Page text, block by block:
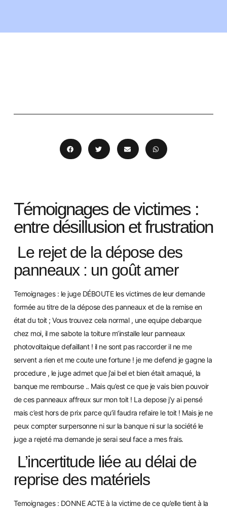
Témoignages de victimes :
entre désillusion et frustration
Le rejet de la dépose des
panneaux : un goût amer
Temoignages : le juge DÉBOUTE les victimes de leur demande
formée au titre de la dépose des panneaux et de la remise en
état du toit ; Vous trouvez cela normal , une equipe debarque
chez moi, il me sabote la toiture m’installe leur panneaux
photovoltaique defaillant ! il ne sont pas raccorder il ne me
servent a rien et me coute une fortune ! je me defend je gagne la
procedure , le juge admet que j’ai bel et bien était arnaqué, la
banque me rembourse .. Mais qu’est ce que je vais bien pouvoir
de ces panneaux affreux sur mon toit ! La depose j’y ai pensé
mais c’est hors de prix parce qu’il faudra refaire le toit ! Mais je ne
peux compter surpersonne ni sur la banque ni sur la société le
juge a rejeté ma demande je serai seul face a mes frais.
L’incertitude liée au délai de
reprise des matériels
Temoignages : DONNE ACTE à la victime de ce qu’elle tient à la